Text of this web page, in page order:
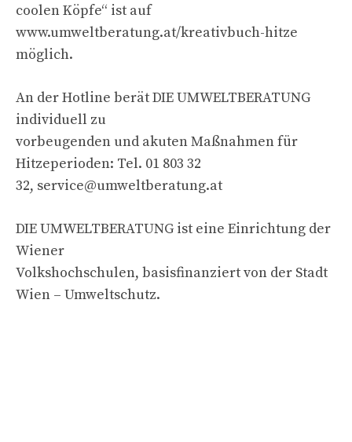
coolen Köpfe“ ist auf
www.umweltberatung.at/kreativbuch-hitze
möglich.
An der Hotline berät DIE UMWELTBERATUNG
individuell zu
vorbeugenden und akuten Maßnahmen für
Hitzeperioden: Tel. 01 803 32
32, service@umweltberatung.at
DIE UMWELTBERATUNG ist eine Einrichtung der
Wiener
Volkshochschulen, basisfinanziert von der Stadt
Wien – Umweltschutz.